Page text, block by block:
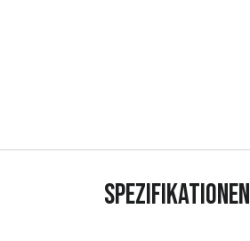
Spezifikationen